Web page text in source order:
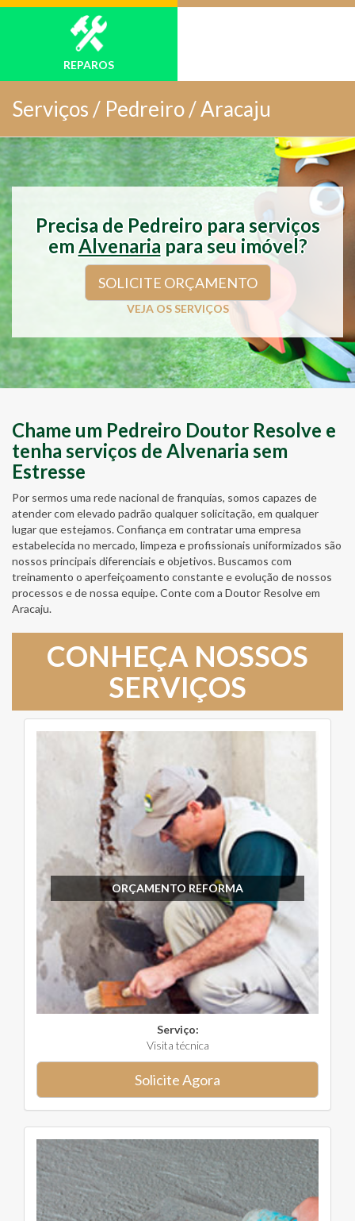
REPAROS
Serviços / Pedreiro / Aracaju
Precisa de Pedreiro para serviços
em Alvenaria para seu imóvel?
SOLICITE ORÇAMENTO
VEJA OS SERVIÇOS
Chame um Pedreiro Doutor Resolve e
tenha serviços de Alvenaria sem
Estresse
Por sermos uma rede nacional de franquias, somos capazes de
atender com elevado padrão qualquer solicitação, em qualquer
lugar que estejamos. Confiança em contratar uma empresa
estabelecida no mercado, limpeza e profissionais uniformizados são
nossos principais diferenciais e objetivos. Buscamos com
treinamento o aperfeiçoamento constante e evolução de nossos
processos e de nossa equipe. Conte com a Doutor Resolve em
Aracaju.
CONHEÇA NOSSOS
SERVIÇOS
ORÇAMENTO REFORMA
Serviço:
Visita técnica
Solicite Agora